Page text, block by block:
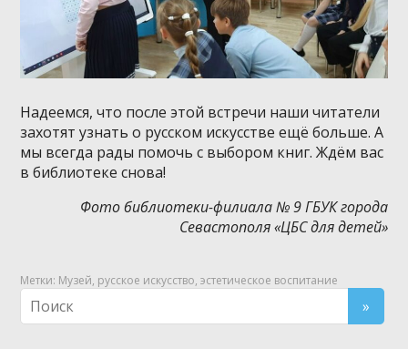
Надеемся, что после этой встречи наши читатели
захотят узнать о русском искусстве ещё больше. А
мы всегда рады помочь с выбором книг. Ждём вас
в библиотеке снова!
Фото библиотеки-филиала № 9 ГБУК города
Севастополя «ЦБС для детей»
Метки: Музей, русское искусство,эстетическое воспитание